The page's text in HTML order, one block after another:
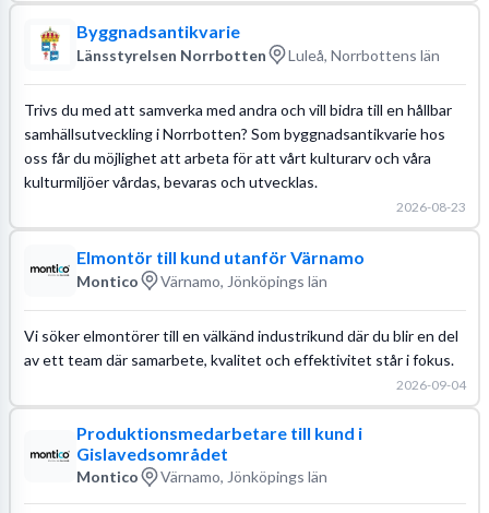
Byggnadsantikvarie
Länsstyrelsen Norrbotten Luleå, Norrbottens län
Trivs du med att samverka med andra och vill bidra till en hållbar
samhällsutveckling i Norrbotten? Som byggnadsantikvarie hos
oss får du möjlighet att arbeta för att vårt kulturarv och våra
kulturmiljöer vårdas, bevaras och utvecklas.
2026-08-23
Elmontör till kund utanför Värnamo
Montico Värnamo, Jönköpings län
Vi söker elmontörer till en välkänd industrikund där du blir en del
av ett team där samarbete, kvalitet och effektivitet står i fokus.
2026-09-04
Produktionsmedarbetare till kund i
Gislavedsområdet
Montico Värnamo, Jönköpings län